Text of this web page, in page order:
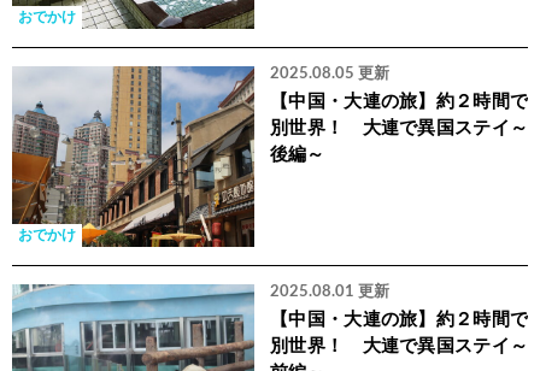
おでかけ
おでかけ
2025.08.05 更新
【中国・大連の旅】約２時間で
別世界！ 大連で異国ステイ～
後編～
2025.08.01 更新
【中国・大連の旅】約２時間で
別世界！ 大連で異国ステイ～